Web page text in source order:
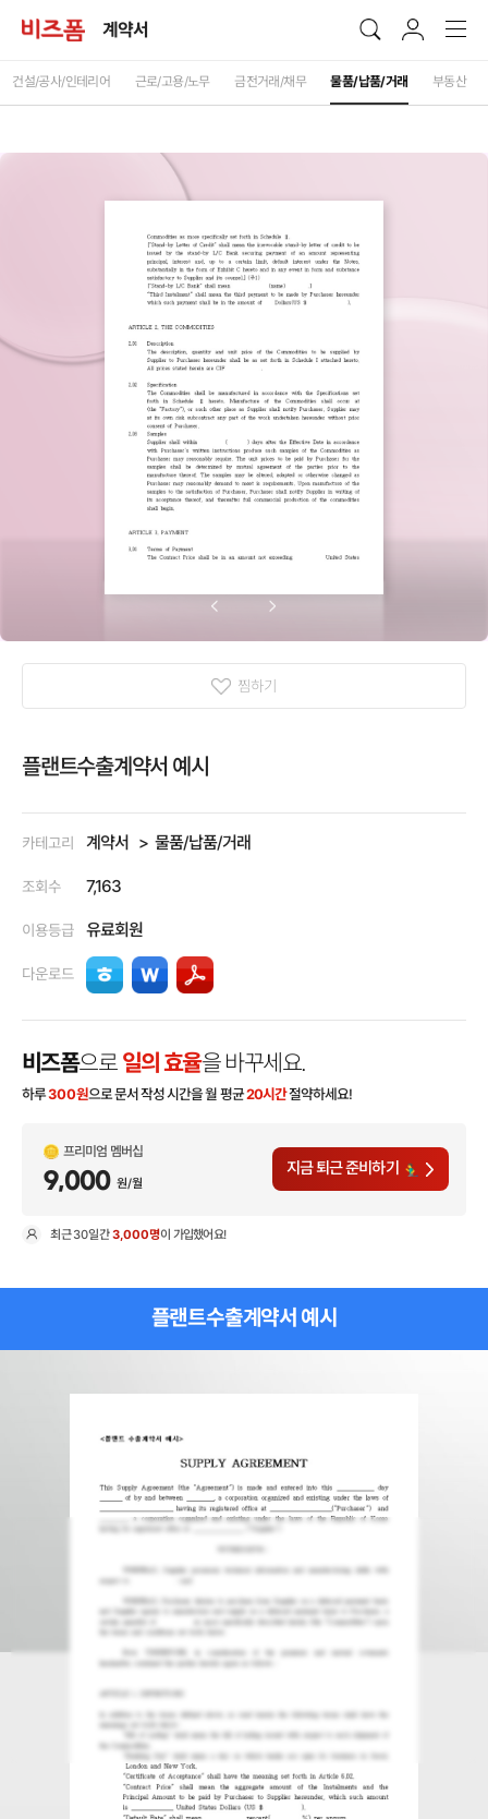
계약서
건설/공사/인테리어 근로/고용/노무 금전거래/채무 물품/납품/거래 부동산
찜하기
플랜트수출계약서 예시
카테고리 계약서 물품/납품/거래
조회수 7,163
이용등급 유료회원
다운로드
비즈폼으로 일의 효율을 바꾸세요.
하루300원으로 문서 작성 시간을 월 평균20시간절약하세요!
프리미엄 멤버십
9,000 원/월
지금 퇴근 준비하기
최근30일간3,000명이 가입했어요!
플랜트수출계약서 예시